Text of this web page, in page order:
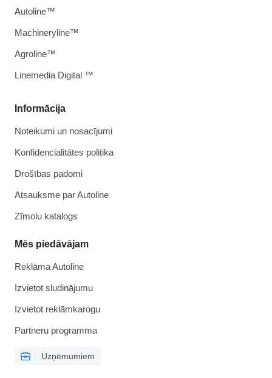
Informācija
Noteikumi un nosacījumi
Konfidencialitātes politika
Drošības padomi
Atsauksme par Autoline
Zīmolu katalogs
Mēs piedāvājam
Reklāma Autoline
Izvietot sludinājumu
Izvietot reklāmkarogu
Partneru programma
Uzņēmumiem
Autoline™
Machineryline™
Agroline™
Linemedia Digital ™